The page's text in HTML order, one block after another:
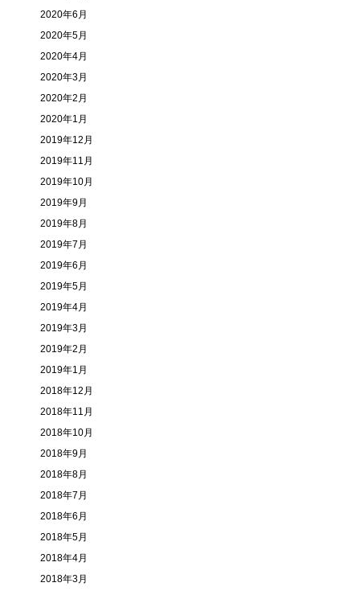
2020年6月
2020年5月
2020年4月
2020年3月
2020年2月
2020年1月
2019年12月
2019年11月
2019年10月
2019年9月
2019年8月
2019年7月
2019年6月
2019年5月
2019年4月
2019年3月
2019年2月
2019年1月
2018年12月
2018年11月
2018年10月
2018年9月
2018年8月
2018年7月
2018年6月
2018年5月
2018年4月
2018年3月